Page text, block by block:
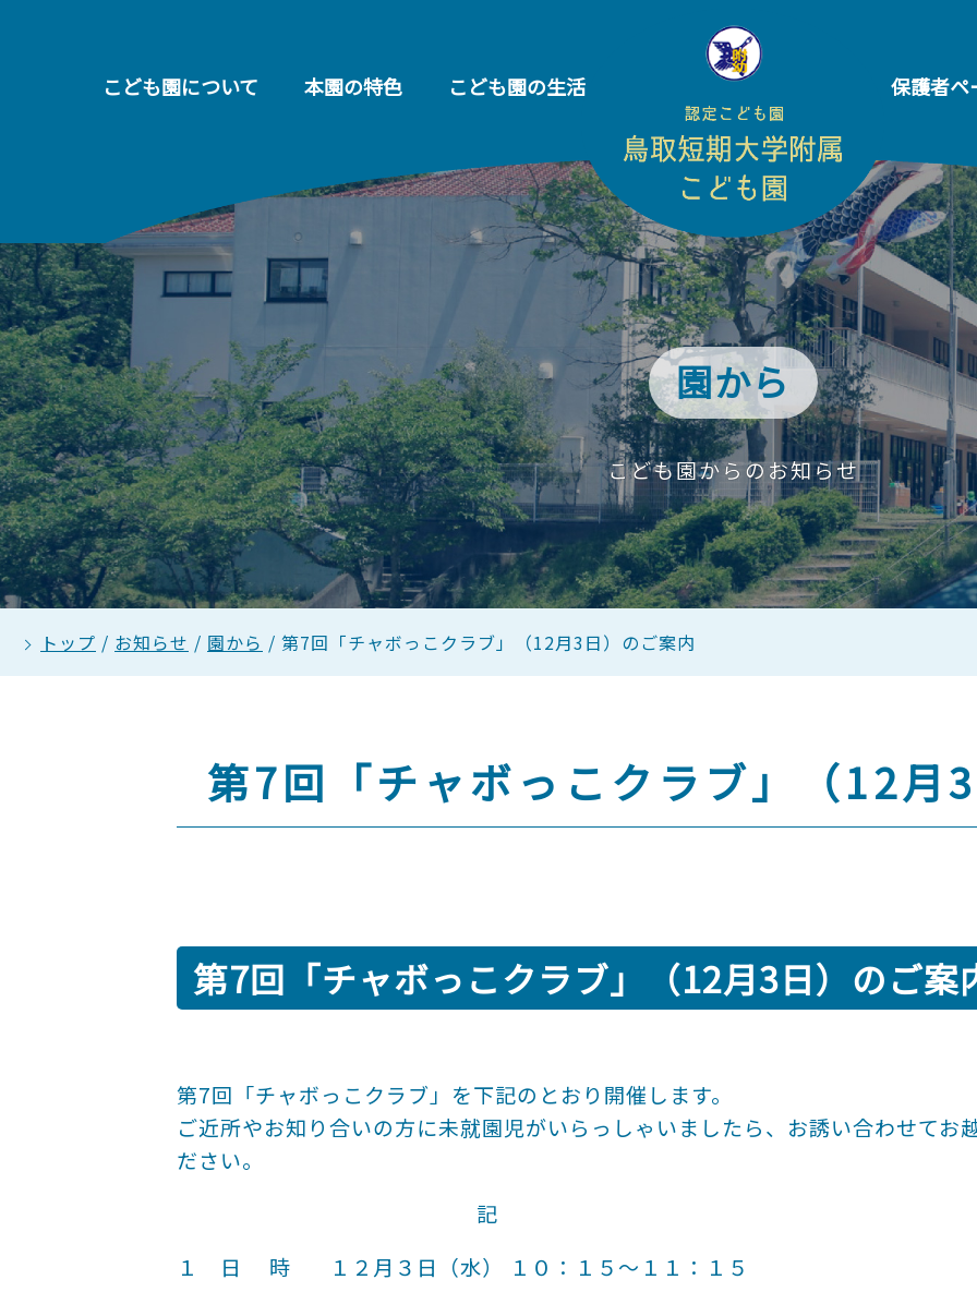
こども園について 本園の特色 こども園の生活 保護者ペ
園から
こども園からのお知らせ
トップ / お知らせ / 園から / 第7回「チャボっこクラブ」（12月3日）のご案内
第7回「チャボっこクラブ」（12月
第7回「チャボっこクラブ」（12月3日）のご案
第7回「チャボっこクラブ」を下記のとおり開催します。
ご近所やお知り合いの方に未就園児がいらっしゃいましたら、お誘い合わせてお
ださい。
記
１ 日 時 １２月３日（水） １０：１５～１１：１５